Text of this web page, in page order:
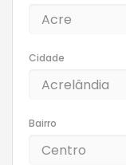
Cidade
Bairro